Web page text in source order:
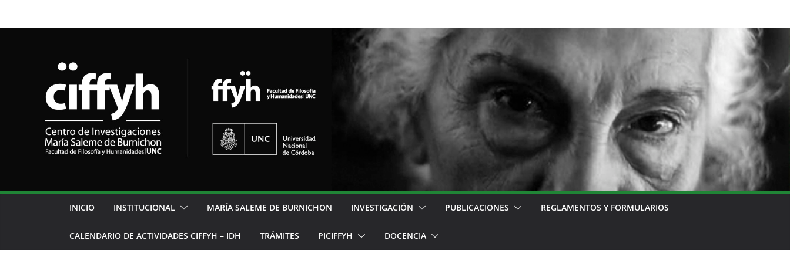
INICIO INSTITUCIONAL MARÍA SALEME DE BURNICHON INVESTIGACIÓN PUBLICACIONES REGLAMENTOS Y FORMULARIOS
CALENDARIO DE ACTIVIDADES CIFFYH – IDH TRÁMITES PICIFFYH DOCENCIA